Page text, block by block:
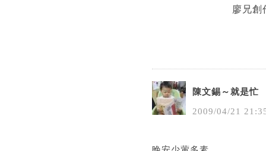
廖兄
陳文錫～就是忙
2009/04/21 21 :